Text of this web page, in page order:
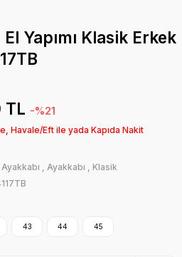
Yapımı Klasik Erkek
TL -%21
Havale/Eft ile yada Kapıda Nakit
, Ayakkabı , Klasik
43 44 45